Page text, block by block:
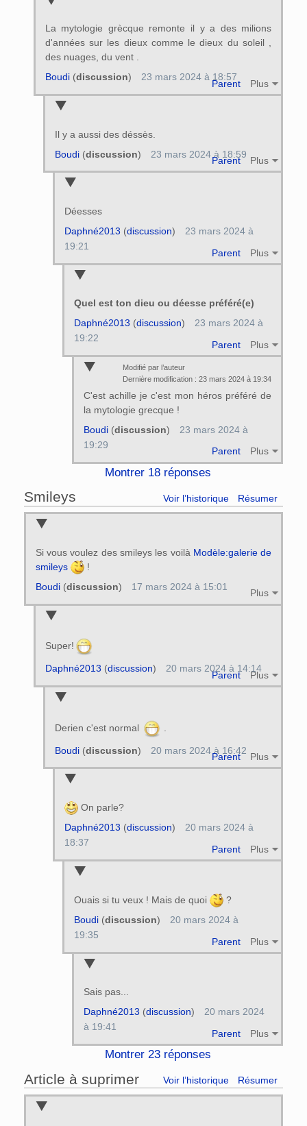
La mytologie grècque remonte il y a des milions
d'années sur les dieux comme le dieux du soleil ,
des nuages, du vent .
Parent Plus
Boudi(discussion) 23 mars 2024 à 18:57
Il y a aussi des déssès.
Parent Plus
Boudi(discussion) 23 mars 2024 à 18:59
Déesses
Parent Plus
Daphné2013 (discussion)
23 mars 2024 à
19:21
Quel est ton dieu ou déesse préféré(e)
Parent Plus
Daphné2013 (discussion)
23 mars 2024 à
19:22
Modifié par l’auteur
Dernière modification : 23 mars 2024 à 19:34
C'est achille je c'est mon héros préféré de
la mytologie grecque !
Parent Plus
Boudi(discussion)
23 mars 2024 à
19:29
Montrer 18 réponses
Smileys Voir l’historique Résumer
Si vous voulez des smileys les voilà Modèle:galerie de
smileys
!
Plus
Boudi(discussion) 17 mars 2024 à 15:01
Super!
Parent Plus
Daphné2013 (discussion) 20 mars 2024 à 14:14
Derien c'est normal
Parent Plus
Boudi(discussion) 20 mars 2024 à 16:42
On parle?
Parent Plus
Daphné2013 (discussion)
20 mars 2024 à
18:37
Ouais si tu veux ! Mais de quoi ?
Parent Plus
Boudi(discussion)
20 mars 2024 à
19:35
Sais pas...
Parent Plus
Daphné2013 (discussion)
20 mars 2024
à 19:41
Montrer 23 réponses
Article à suprimer Voir l’historique Résumer